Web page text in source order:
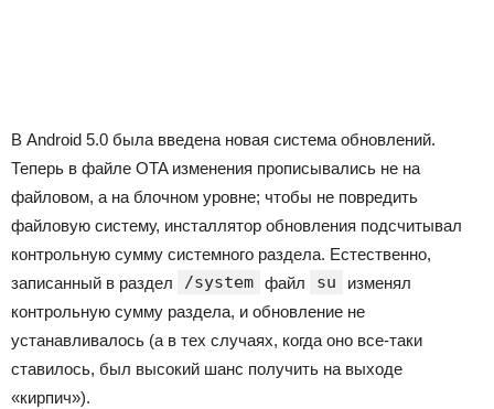
В Android 5.0 была введена новая система обновлений.
Теперь в файле OTA изменения прописывались не на
файловом, а на блочном уровне; чтобы не повредить
файловую систему, инсталлятор обновления подсчитывал
контрольную сумму системного раздела. Естественно,
записанный в раздел
/system файл su
изменял
контрольную сумму раздела, и обновление не
устанавливалось (а в тех случаях, когда оно все-таки
ставилось, был высокий шанс получить на выходе
«кирпич»).